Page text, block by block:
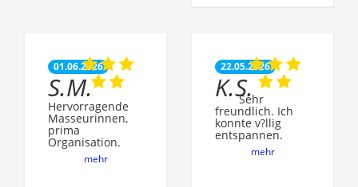
01.06.2026
S.M.
Hervorragende
Masseurinnen,
prima
Organisation.
mehr
22.05.2026
K.S.
Sehr
freundlich. Ich
konnte v?llig
entspannen.
mehr